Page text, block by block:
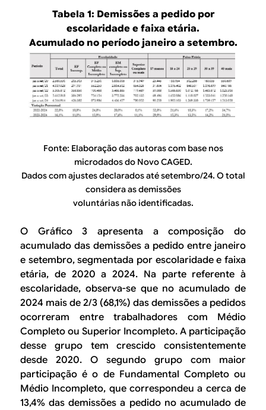
Tabela 1: Demissões a pedido por
escolaridade e faixa etária.
Acumulado no período janeiro a setembro.
Fonte: Elaboração das autoras com base nos
microdados do Novo CAGED.
Dados com ajustes declarados até setembro/24. O total
considera as demissões
voluntárias não identificadas.
O Gráfico 3 apresenta a composição do
acumulado das demissões a pedido entre janeiro
e setembro, segmentada por escolaridade e faixa
etária, de 2020 a 2024. Na parte referente à
escolaridade, observa-se que no acumulado de
2024 mais de 2/3 (68,1%) das demissões a pedidos
ocorreram entre trabalhadores com Médio
Completo ou Superior Incompleto. A participação
desse grupo tem crescido consistentemente
desde 2020. O segundo grupo com maior
participação é o de Fundamental Completo ou
Médio Incompleto, que correspondeu a cerca de
13,4% das demissões a pedido no acumulado de